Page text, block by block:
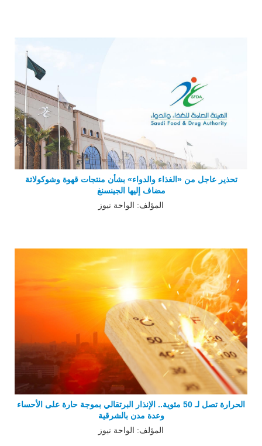
تحذير عاجل من «الغذاء والدواء» بشأن منتجات قهوة وشوكولاتة
مضاف إليها الجينسنغ
المؤلف: الواحة نيوز
الحرارة تصل لـ 50 مئوية.. الإنذار البرتقالي بموجة حارة على الأحساء
وعدة مدن بالشرقية
المؤلف: الواحة نيوز